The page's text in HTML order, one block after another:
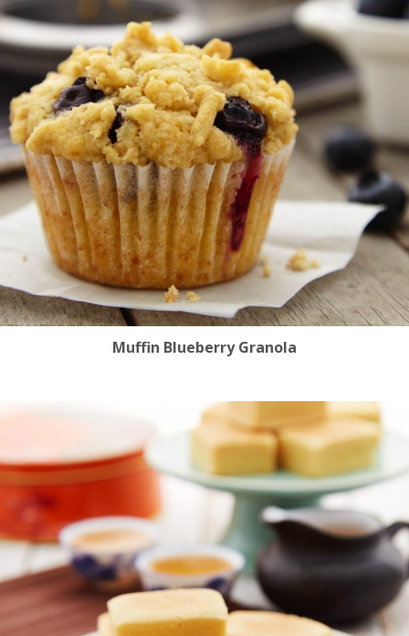
Muffin Blueberry Granola